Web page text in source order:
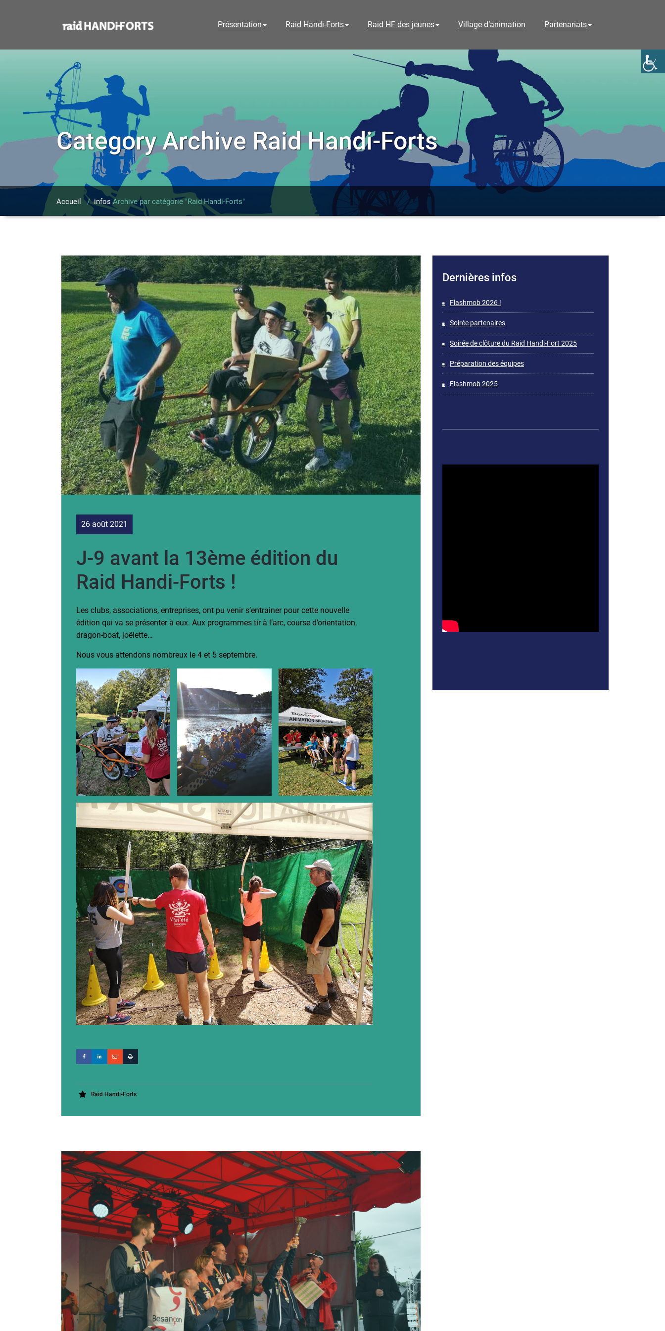
Présentation Raid Handi-Forts Raid HF des jeunes Village d’animation Partenariats
Category Archive Raid Handi-Forts
Accueil /infos Archive par catégorie "Raid Handi-Forts"
26 août 2021
J-9 avant la 13ème édition du
Raid Handi-Forts !
Les clubs, associations, entreprises, ont pu venir s’entrainer pour cette nouvelle
édition qui va se présenter à eux. Aux programmes tir à l’arc, course d’orientation,
dragon-boat, joëlette…
Nous vous attendons nombreux le 4 et 5 septembre.
Raid Handi-Forts
Dernières infos
Flashmob 2026 !
Soirée partenaires
Soirée de clôture du Raid Handi-Fort 2025
Préparation des équipes
Flashmob 2025